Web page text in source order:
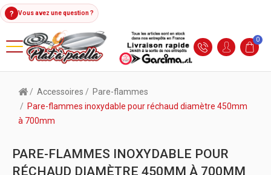
? Vous avez une question ?
0
Accessoires
Pare-flammes
Pare-flammes inoxydable pour réchaud diamètre 450mm
à 700mm
PARE-FLAMMES INOXYDABLE POUR
RÉCHAUD DIAMÈTRE 450MM À 700MM